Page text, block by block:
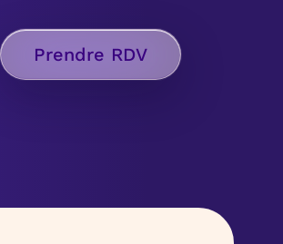
Prendre RDV